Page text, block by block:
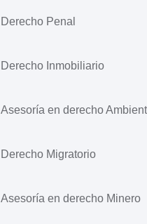
Derecho Penal
Derecho Inmobiliario
Asesoría en derecho
Derecho Migratorio
Asesoría en derecho Minero